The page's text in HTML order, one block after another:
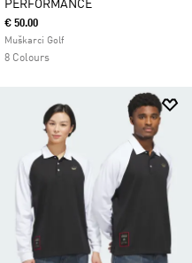
PERFORMANCE
€ 50.00
Muškarci Golf
8 Colours